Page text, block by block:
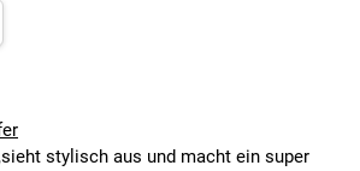
stylisch aus und macht ein super